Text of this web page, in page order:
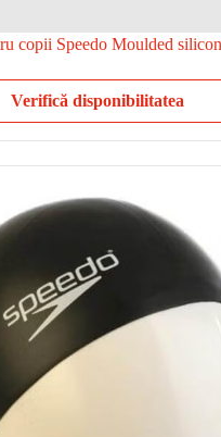
copii Speedo Moulded
Verifică disponibilitatea